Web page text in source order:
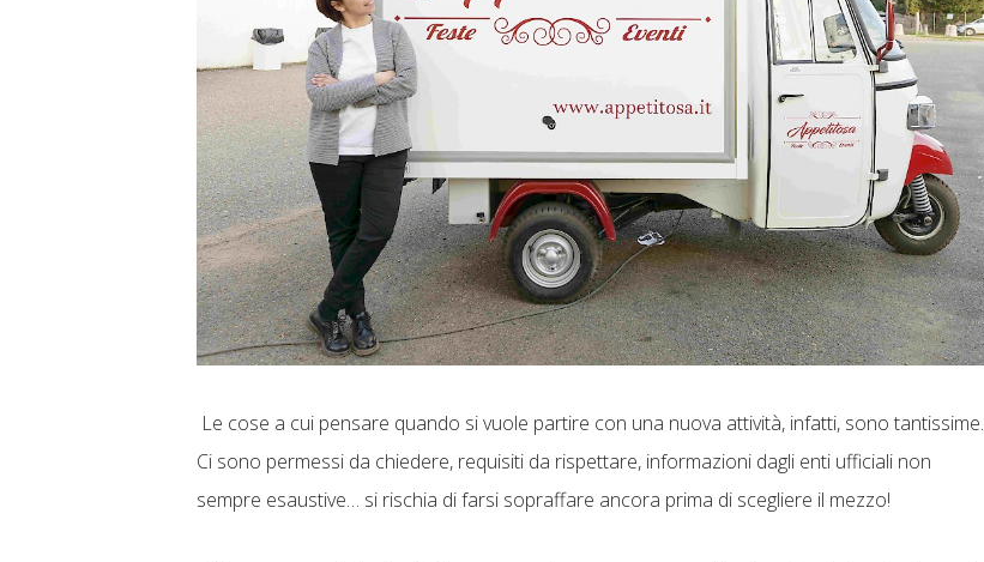
Le cose a cui pensare quando si vuole partire con una nuova attività, infatti, sono tantissime.
Ci sono permessi da chiedere, requisiti da rispettare, informazioni dagli enti ufficiali non
sempre esaustive… si rischia di farsi sopraffare ancora prima di scegliere il mezzo!